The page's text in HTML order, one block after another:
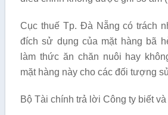
Cục thuế Tp. Đà Nẵng có trách
đích sử dụng của mặt hàng bã
làm thức ăn chăn nuôi hay
mặt hàng này cho các đối tượng
Bộ Tài chính trả lời Công ty biết